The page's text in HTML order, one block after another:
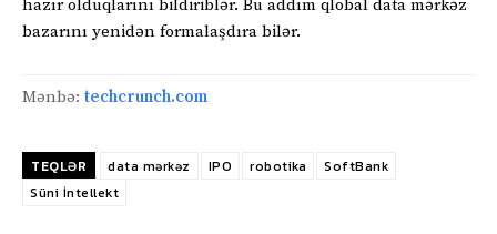
hazır olduqlarını bildiriblər. Bu addım qlobal data mərkəz
bazarını yenidən formalaşdıra bilər.
Mənbə: techcrunch.com
TEQLƏR data mərkəz IPO robotika
SoftBank
Süni İntellekt